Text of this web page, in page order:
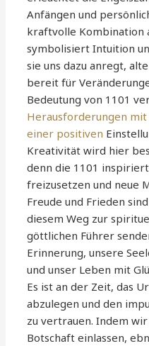
Anfängen und
kraftvolle Kombination
symbolisiert Intuition
sie uns dazu anregt,
bereit für
Bedeutung von 1101
Herausforderungen
einer positiven
Kreativität wird hier
denn die 1101
freizusetzen und neue
Freude und Frieden
diesem Weg zur
göttlichen Führer
Erinnerung, unsere
und unser Leben mit
Es ist an der Zeit, das
abzulegen und den
zu vertrauen. Indem
Botschaft einlassen,